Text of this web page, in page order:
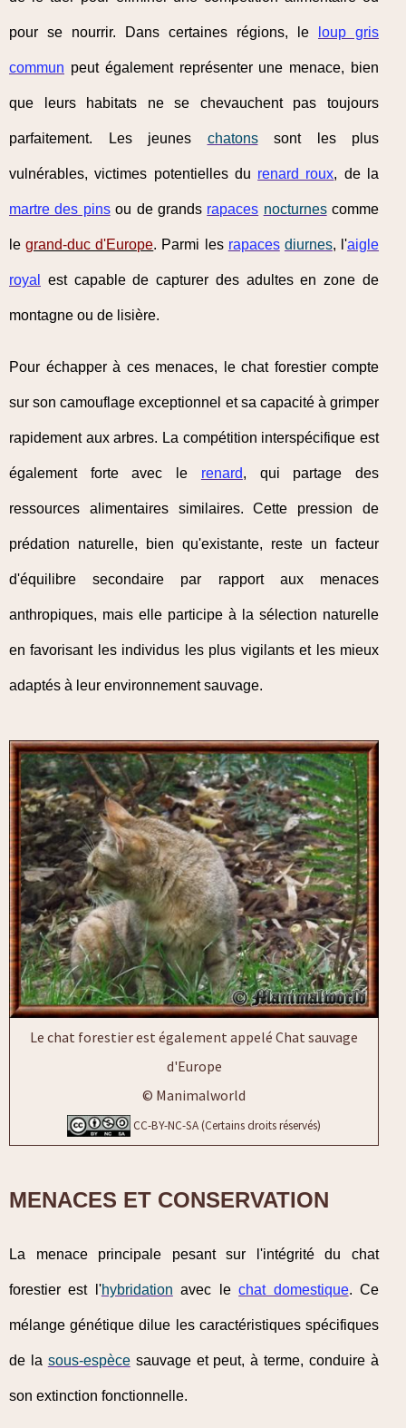
pour se nourrir. Dans certaines régions, le loup gris
commun peut également représenter une menace, bien
que leurs habitats ne se chevauchent pas toujours
parfaitement. Les jeunes chatonssont les plus
vulnérables, victimes potentielles du renard roux, de la
martre des pinsou de grands rapaces nocturnescomme
legrand-duc d'Europe. Parmi les rapaces diurnes, l'aigle
royal est capable de capturer des adultes en zone de
montagne ou de lisière.
Pour échapper à ces menaces, le chat forestier compte
sur son camouflage exceptionnel et sa capacité à grimper
rapidement aux arbres. La compétition interspécifique est
également forte avec le renard, qui partage des
ressources alimentaires similaires. Cette pression de
prédation naturelle, bien qu'existante, reste un facteur
d'équilibre secondaire par rapport aux menaces
anthropiques, mais elle participe à la sélection naturelle
en favorisant les individus les plus vigilants et les mieux
adaptés à leur environnement sauvage.
Le chat forestier est également appelé Chat sauvage
d'Europe
© Manimalworld
CC-BY-NC-SA (Certains droits réservés)
MENACES ET CONSERVATION
La menace principale pesant sur l'intégrité du chat
forestier est l'hybridation avec lechat domestique. Ce
mélange génétique dilue les caractéristiques spécifiques
de la sous-espècesauvage et peut, à terme, conduire à
son extinction fonctionnelle.